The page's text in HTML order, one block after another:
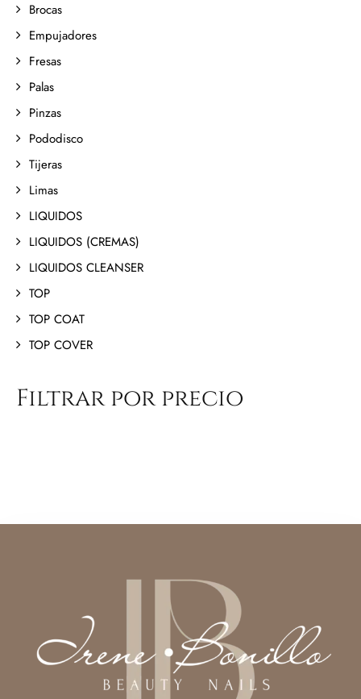
Brocas
Empujadores
Fresas
Palas
Pinzas
Pododisco
Tijeras
Limas
LIQUIDOS
LIQUIDOS (CREMAS)
LIQUIDOS CLEANSER
TOP
TOP COAT
TOP COVER
Filtrar por precio